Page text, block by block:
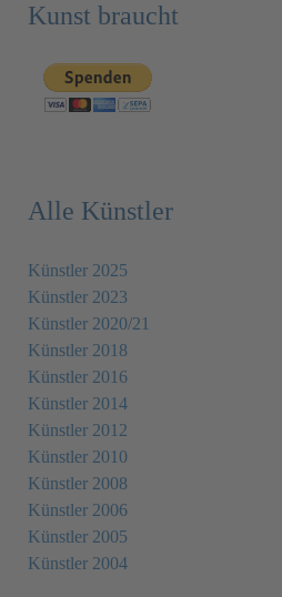
Kunst braucht
Alle Künstler
Künstler 2025
Künstler 2023
Künstler 2020/21
Künstler 2018
Künstler 2016
Künstler 2014
Künstler 2012
Künstler 2010
Künstler 2008
Künstler 2006
Künstler 2005
Künstler 2004